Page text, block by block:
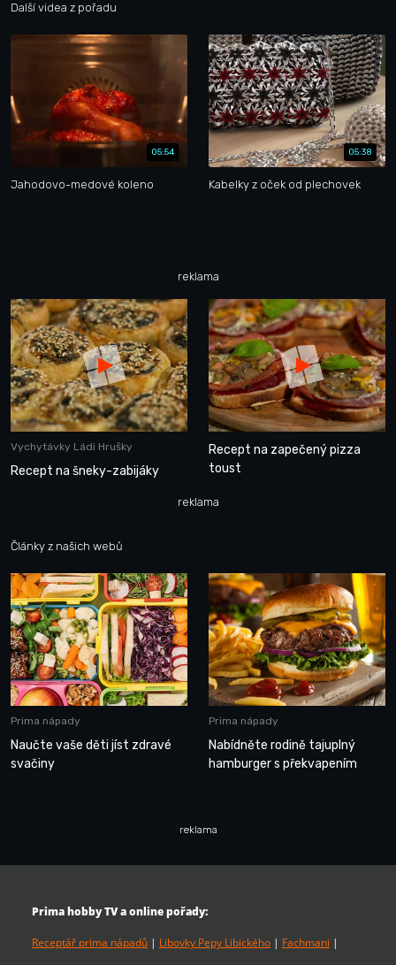
Další videa z pořadu
05:54
Jahodovo-medové koleno
05:38
Kabelky z oček od plechovek
reklama
Vychytávky Ládi Hrušky
Recept na šneky-zabijáky
Recept na zapečený pizza
toust
reklama
Články z našich webů
Prima nápady
Naučte vaše děti jíst zdravé
svačiny
Prima nápady
Nabídněte rodině tajuplný
hamburger s překvapením
reklama
Prima hobby TV a online pořady:
Receptář prima nápadů | Libovky Pepy Libického | Fachmani |